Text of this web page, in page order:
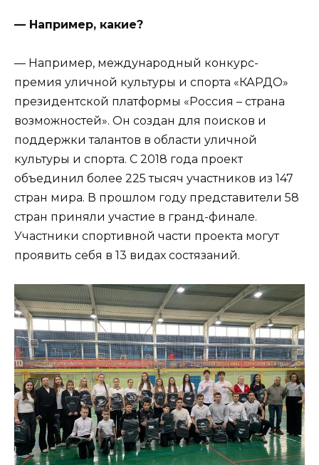
— Например, какие?
— Например, международный конкурс-
премия уличной культуры и спорта «КАРДО»
президентской платформы «Россия – страна
возможностей». Он создан для поисков и
поддержки талантов в области уличной
культуры и спорта. С 2018 года проект
объединил более 225 тысяч участников из 147
стран мира. В прошлом году представители 58
стран приняли участие в гранд-финале.
Участники спортивной части проекта могут
проявить себя в 13 видах состязаний.